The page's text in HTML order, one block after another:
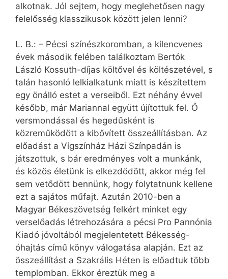
alkotnak. Jól sejtem, hogy meglehetősen nagy
felelősség klasszikusok között jelen lenni?
L. B.: – Pécsi színészkoromban, a kilencvenes
évek második felében találkoztam Bertók
László Kossuth-díjas költővel és költészetével, s
talán hasonló lelkialkatunk miatt is készítettem
egy önálló estet a verseiből. Ezt néhány évvel
később, már Mariannal együtt újítottuk fel. Ő
versmondással és hegedűsként is
közreműködött a kibővített összeállításban. Az
előadást a Vígszínház Házi Színpadán is
játszottuk, s bár eredményes volt a munkánk,
és közös életünk is elkezdődött, akkor még fel
sem vetődött bennünk, hogy folytatnunk kellene
ezt a sajátos műfajt. Azután 2010-ben a
Magyar Békeszövetség felkért minket egy
verselőadás létrehozására a pécsi Pro Pannónia
Kiadó jóvoltából megjelentetett Békesség-
óhajtás című könyv válogatása alapján. Ezt az
összeállítást a Szakrális Héten is előadtuk több
templomban. Ekkor éreztük meg a